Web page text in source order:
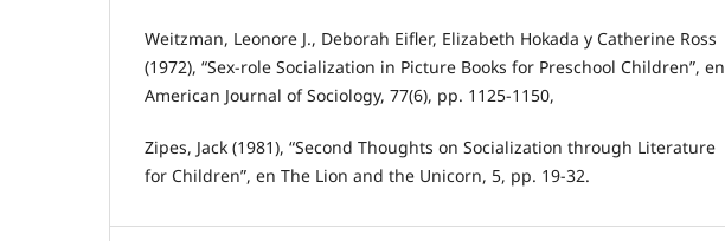
Weitzman, Leonore J., Deborah Eifler, Elizabeth Hokada y Catherine Ross
(1972), “Sex-role Socialization in Picture Books for Preschool Children”, en
American Journal of Sociology, 77(6), pp. 1125-1150,
Zipes, Jack (1981), “Second Thoughts on Socialization through Literature
for Children”, en The Lion and the Unicorn, 5, pp. 19-32.